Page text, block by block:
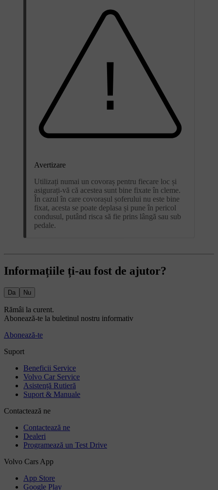
Avertizare
Utilizați numai un covoraș pentru fiecare loc și
asigurați-vă că acestea sunt bine fixate în cleme.
În cazul în care covorașul șoferului nu este bine
fixat, acesta se poate deplasa și pune în pericol
condusul, putând risca să fie prins lângă sau sub
pedale.
Informațiile ți-au fost de ajutor?
Da Nu